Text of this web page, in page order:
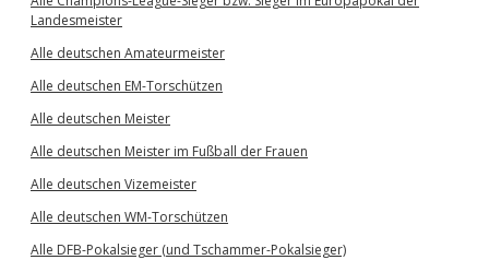
Landesmeister
Alle deutschen Amateurmeister
Alle deutschen EM-Torschützen
Alle deutschen Meister
Alle deutschen Meister im Fußball der Frauen
Alle deutschen Vizemeister
Alle deutschen WM-Torschützen
Alle DFB-Pokalsieger (und Tschammer-Pokalsieger)